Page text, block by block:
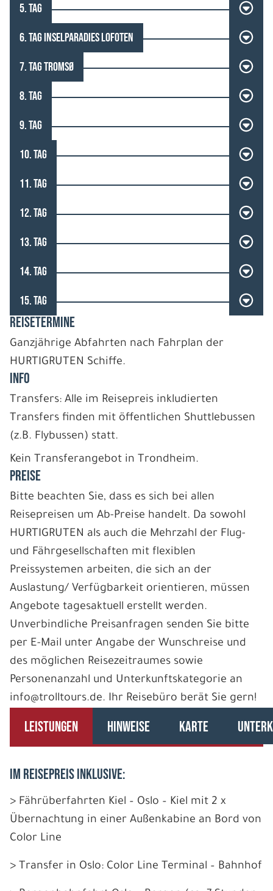
5. TAG
6. TAG INSELPARADIES LOFOTEN
7. TAG TROMSØ
8. TAG
9. TAG
10. TAG
11. TAG
12. TAG
13. TAG
14. TAG
15. TAG
REISETERMINE
Ganzjährige Abfahrten nach Fahrplan der
HURTIGRUTEN Schiffe.
INFO
Transfers: Alle im Reisepreis inkludierten
Transfers finden mit öffentlichen Shuttlebussen
(z.B. Flybussen) statt.
Kein Transferangebot in Trondheim.
PREISE
Bitte beachten Sie, dass es sich bei allen
Reisepreisen um Ab-Preise handelt. Da sowohl
HURTIGRUTEN als auch die Mehrzahl der Flug-
und Fährgesellschaften mit flexiblen
Preissystemen arbeiten, die sich an der
Auslastung/ Verfügbarkeit orientieren, müssen
Angebote tagesaktuell erstellt werden.
Unverbindliche Preisanfragen senden Sie bitte
per E-Mail unter Angabe der Wunschreise und
des möglichen Reisezeitraumes sowie
Personenanzahl und Unterkunftskategorie an
info@trolltours.de. Ihr Reisebüro berät Sie gern!
LEISTUNGEN HINWEISE KARTE
IM REISEPREIS INKLUSIVE:
> Fährüberfahrten Kiel – Oslo – Kiel mit 2 x
Übernachtung in einer Außenkabine an Bord von
Color Line
> Transfer in Oslo: Color Line Terminal – Bahnhof